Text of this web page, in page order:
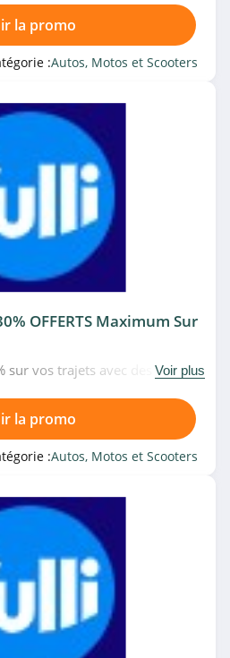
4.2
Coyote
Fulli
associées
la promo
:Autos, Motos et Scooters
OFFERTS Maximum Sur
sur vos trajets avec des badges
Voir plus
la promo
:Autos, Motos et Scooters